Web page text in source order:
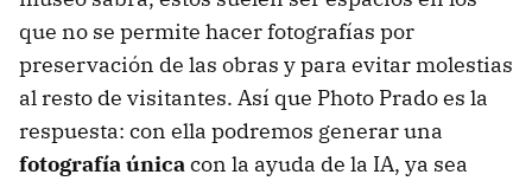
que no se permite hacer fotografías por
preservación de las obras y para evitar molestias
al resto de visitantes. Así que Photo Prado es la
respuesta: con ella podremos generar una
fotografía únicacon la ayuda de la IA, ya sea